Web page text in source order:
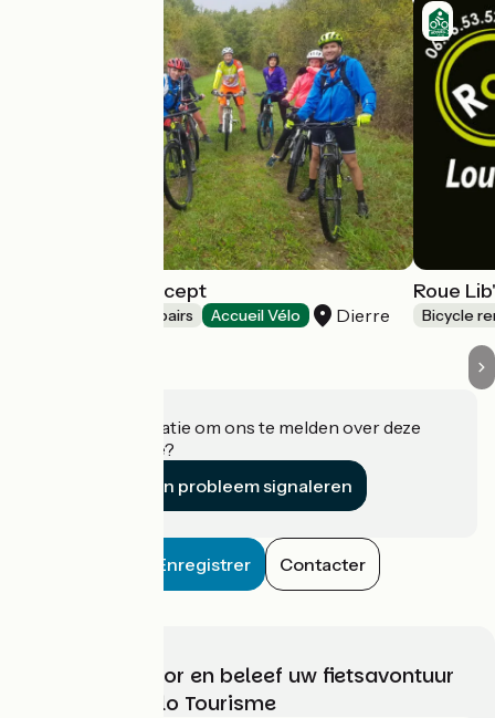
Cultu'Raids Concept
Bicycle rentals/ repairs Accueil Vélo Dierre
Roue
Bicycle
Heeft u informatie om ons te melden over deze
accommodatie?
Een probleem signaleren
Enregistrer Contacter
Kies, bereid voor en beleef uw fietsavontuur
met France Vélo Tourisme